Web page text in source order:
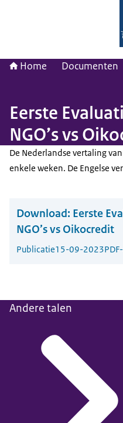
Home Documenten
Eerste
NGO’s vs
De Nederlandse vertaling
enkele weken. De Engelse
Download: Eerste
NGO’s vs Oikocredit
Publicatie15-09-2023
Andere talen